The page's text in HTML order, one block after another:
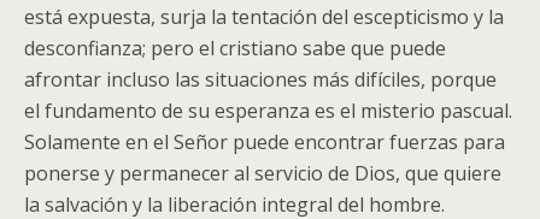
está expuesta, surja la tentación del escepticismo y la
desconfianza; pero el cristiano sabe que puede
afrontar incluso las situaciones más difíciles, porque
el fundamento de su esperanza es el misterio pascual.
Solamente en el Señor puede encontrar fuerzas para
ponerse y permanecer al servicio de Dios, que quiere
la salvación y la liberación integral del hombre.